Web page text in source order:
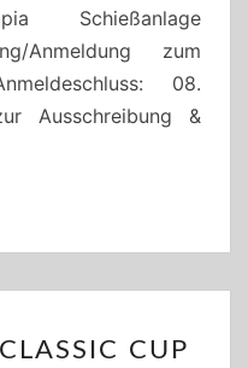
Schießanlage
Anmeldung zum
08.
Ausschreibung &
CUP